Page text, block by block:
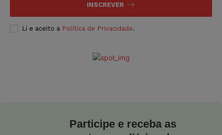
INSCREVER
Li e aceito a Política de Privacidade.
Participe e receba as